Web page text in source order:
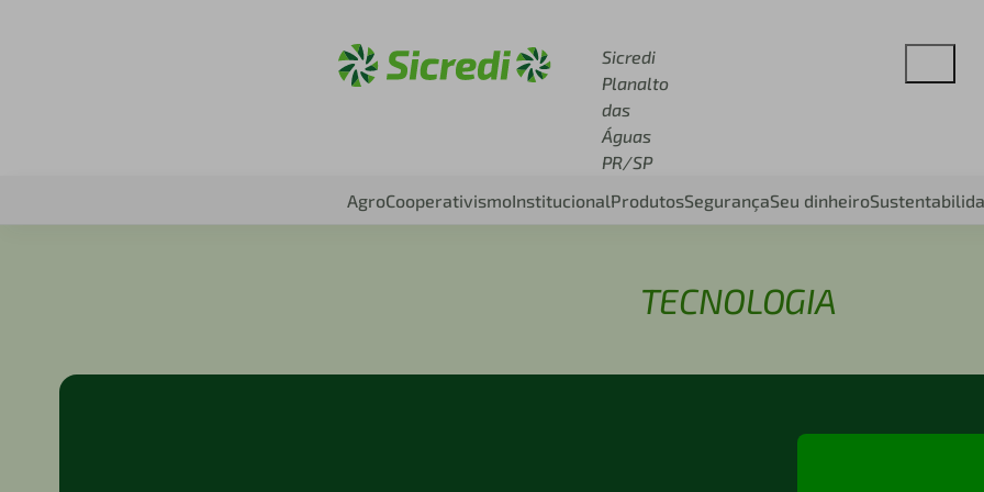
Sicredi
Planalto
das
Águas
PR/SP
AgroCooperativismoInstitucionalProdutosSegurançaSeu dinheiro
TECNOLOGIA